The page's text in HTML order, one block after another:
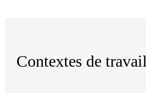
Contextes de travail